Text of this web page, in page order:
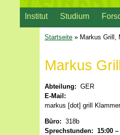
Startseite » Markus Grill,
Markus
Abteilung: GER
E-Mail:
markus [dot] grill
Büro: 318b
Sprechstunden:
15:00
Institut Studium